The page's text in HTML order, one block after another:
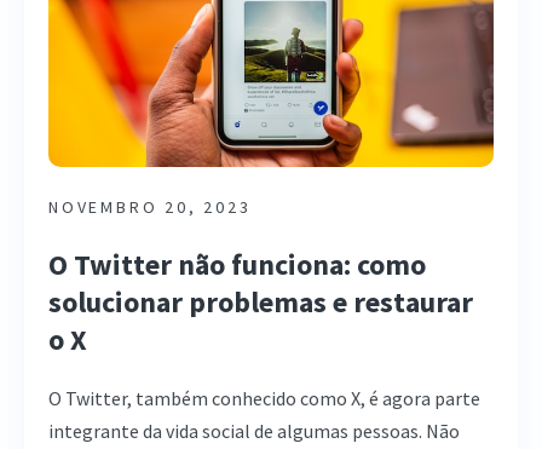
NOVEMBRO 20, 2023
O Twitter não funciona: como
solucionar problemas e restaurar
o X
O Twitter, também conhecido como X, é agora parte
integrante da vida social de algumas pessoas. Não